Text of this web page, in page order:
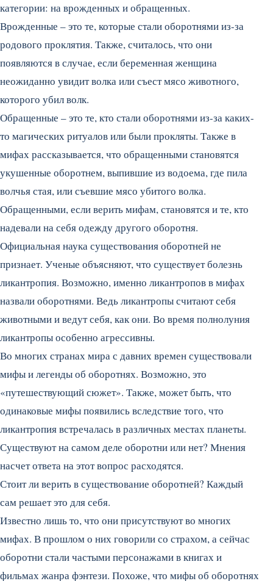
категории: на врожденных и обращенных.
Врожденные – это те, которые стали оборотнями из-за
родового проклятия. Также, считалось, что они
появляются в случае, если беременная женщина
неожиданно увидит волка или съест мясо животного,
которого убил волк.
Обращенные – это те, кто стали оборотнями из-за каких-
то магических ритуалов или были прокляты. Также в
мифах рассказывается, что обращенными становятся
укушенные оборотнем, выпившие из водоема, где пила
волчья стая, или съевшие мясо убитого волка.
Обращенными, если верить мифам, становятся и те, кто
надевали на себя одежду другого оборотня.
Официальная наука существования оборотней не
признает. Ученые объясняют, что существует болезнь
ликантропия. Возможно, именно ликантропов в мифах
назвали оборотнями. Ведь ликантропы считают себя
животными и ведут себя, как они. Во время полнолуния
ликантропы особенно агрессивны.
Во многих странах мира с давних времен существовали
мифы и легенды об оборотнях. Возможно, это
«путешествующий сюжет». Также, может быть, что
одинаковые мифы появились вследствие того, что
ликантропия встречалась в различных местах планеты.
Существуют на самом деле оборотни или нет? Мнения
насчет ответа на этот вопрос расходятся.
Стоит ли верить в существование оборотней? Каждый
сам решает это для себя.
Известно лишь то, что они присутствуют во многих
мифах. В прошлом о них говорили со страхом, а сейчас
оборотни стали частыми персонажами в книгах и
фильмах жанра фэнтези. Похоже, что мифы об оборотнях